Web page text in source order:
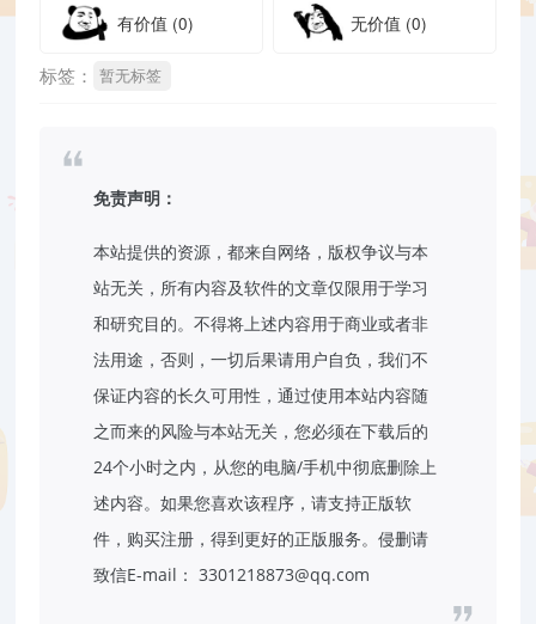
有价值 (0) 无价值 (0)
标签： 暂无标签
免责声明：
本站提供的资源，都来自网络，版权争议与本
站无关，所有内容及软件的文章仅限用于学习
和研究目的。不得将上述内容用于商业或者非
法用途，否则，一切后果请用户自负，我们不
保证内容的长久可用性，通过使用本站内容随
之而来的风险与本站无关，您必须在下载后的
24个小时之内，从您的电脑/手机中彻底删除上
述内容。如果您喜欢该程序，请支持正版软
件，购买注册，得到更好的正版服务。侵删请
致信E-mail： 3301218873@qq.com